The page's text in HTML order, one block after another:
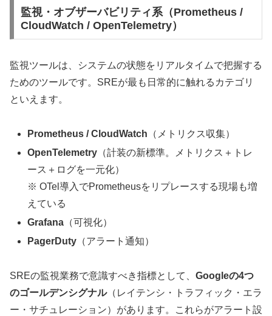
監視・オブザーバビリティ系（Prometheus /
CloudWatch / OpenTelemetry）
監視ツールは、システムの状態をリアルタイムで把握する
ためのツールです。SREが最も日常的に触れるカテゴリ
といえます。
Prometheus / CloudWatch （メトリクス収集）
OpenTelemetry （計装の新標準。メトリクス＋トレ
ース＋ログを一元化）
※ OTel導入でPrometheusをリプレースする現場も増
えている
Grafana （可視化）
PagerDuty （アラート通知）
SREの監視業務で意識すべき指標として、 Googleの4つ
のゴールデンシグナル（レイテンシ・トラフィック・エラ
ー・サチュレーション）があります。これらがアラート設